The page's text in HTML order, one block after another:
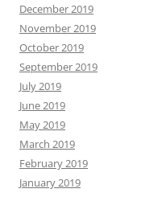
December 2019
November 2019
October 2019
September 2019
July 2019
June 2019
May 2019
March 2019
February 2019
January 2019